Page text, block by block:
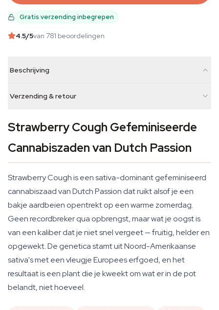
Gratis verzending inbegrepen
4.5/5van 781 beoordelingen
Beschrijving
Verzending & retour
Strawberry Cough Gefeminiseerde
Cannabiszaden van Dutch Passion
Strawberry Cough is een sativa-dominant gefeminiseerd
cannabiszaad van Dutch Passion dat ruikt alsof je een
bakje aardbeien opentrekt op een warme zomerdag.
Geen recordbreker qua opbrengst, maar wat je oogst is
van een kaliber dat je niet snel vergeet — fruitig, helder en
opgewekt. De genetica stamt uit Noord-Amerikaanse
sativa's met een vleugje Europees erfgoed, en het
resultaat is een plant die je kweekt om wat er in de pot
belandt, niet hoeveel.